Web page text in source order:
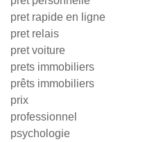
pret rapide en ligne
pret relais
pret voiture
prets immobiliers
prêts immobiliers
prix
professionnel
psychologie